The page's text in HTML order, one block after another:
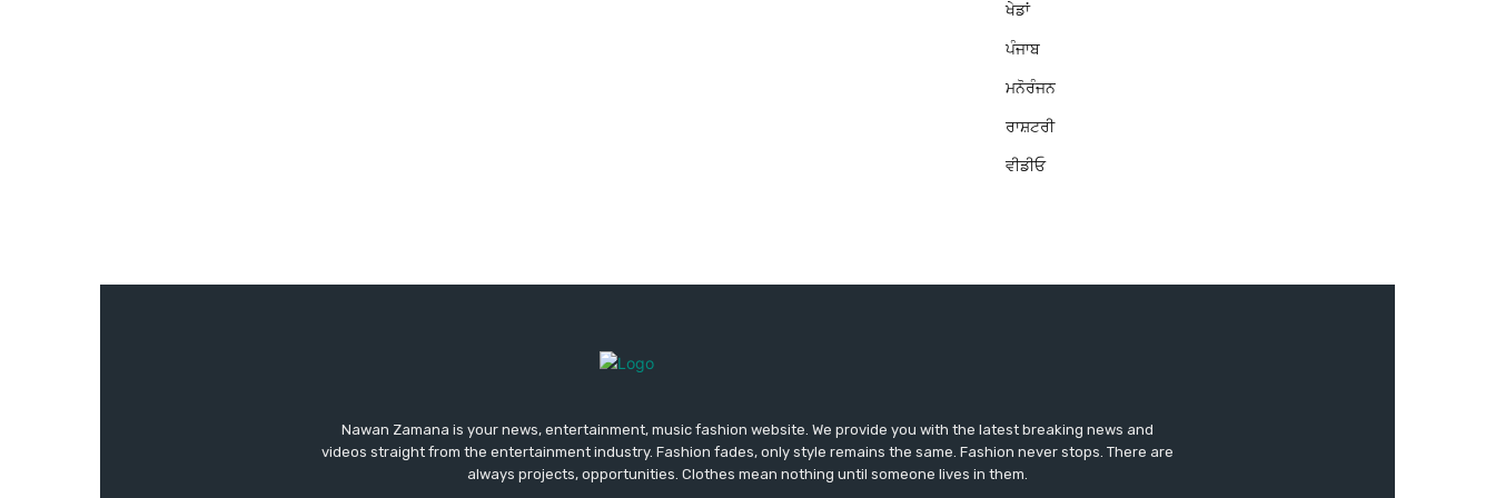
ਖੇਡਾਂ
ਪੰਜਾਬ
ਮਨੋਰੰਜਨ
ਰਾਸ਼ਟਰੀ
ਵੀਡੀਓ
Nawan Zamana is your news, entertainment, music fashion website. We provide you with the latest breaking news and
videos straight from the entertainment industry. Fashion fades, only style remains the same. Fashion never stops. There are
always projects, opportunities. Clothes mean nothing until someone lives in them.